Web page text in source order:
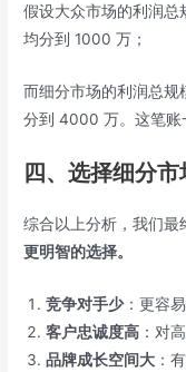
假设大众市场的利润总
均分到 1000 万；
而细分市场的利润总规
分到 4000 万。这笔账
四、选择细分
综合以上分析，我们最
更明智的选择。
竞争对手少：更容
客户忠诚度高 ：对
品牌成长空间大 ：